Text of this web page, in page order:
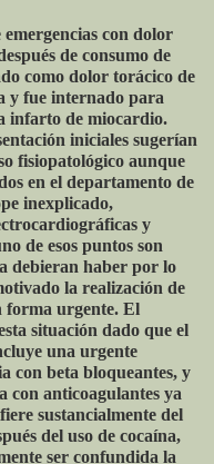
emergencias con dolor
de consumo de
como dolor torácico de
y fue internado para
infarto de miocardio.
iniciales sugerían
fisiopatológico aunque
en el departamento de
inexplicado,
y
de esos puntos son
debieran haber por lo
la realización de
forma urgente. El
situación dado que el
una urgente
con beta bloqueantes, y
con anticoagulantes ya
sustancialmente del
del uso de cocaína,
ser confundida la